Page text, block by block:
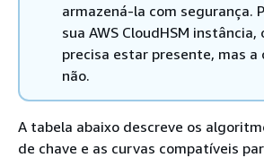
armazená-la com segurança.
sua AWS CloudHSM
precisa estar presente, mas a
não.
A tabela abaixo descreve os
de chave e as curvas compatíveis